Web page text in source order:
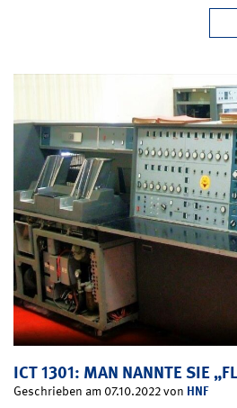
ICT 1301: MAN NANNTE SIE
Geschrieben am 07.10.2022 von HNF